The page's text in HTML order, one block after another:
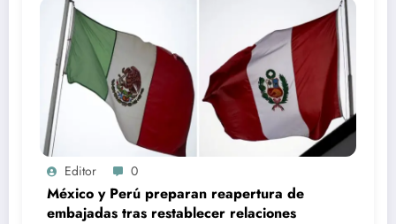
Editor 0
México y Perú preparan reapertura de
embajadas tras restablecer relaciones